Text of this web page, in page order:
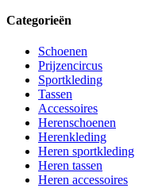
Categorieën
Schoenen
Prijzencircus
Sportkleding
Tassen
Accessoires
Herenschoenen
Herenkleding
Heren sportkleding
Heren tassen
Heren accessoires